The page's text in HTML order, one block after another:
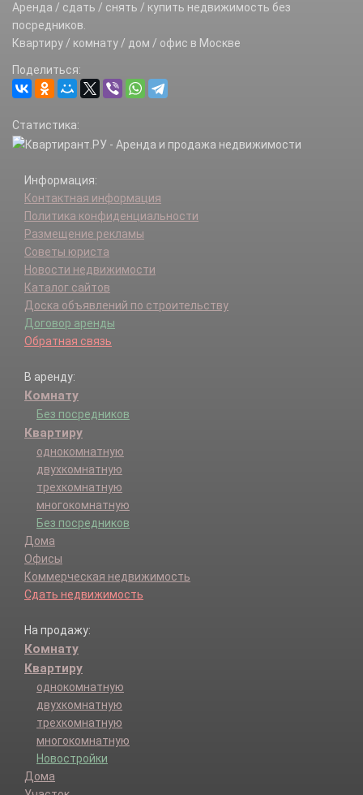
Аренда / сдать / снять / купить недвижимость без
посредников.
Квартиру / комнату / дом / офис в Москве
Поделиться:
Статистика:
Информация:
Контактная информация
Политика конфиденциальности
Размещение рекламы
Советы юриста
Новости недвижимости
Каталог сайтов
Доска объявлений по строительству
Договор аренды
Обратная связь
В аренду:
Комнату
Без посредников
Квартиру
однокомнатную
двухкомнатную
трехкомнатную
многокомнатную
Без посредников
Дома
Офисы
Коммерческая недвижимость
Сдать недвижимость
На продажу:
Комнату
Квартиру
однокомнатную
двухкомнатную
трехкомнатную
многокомнатную
Новостройки
Дома